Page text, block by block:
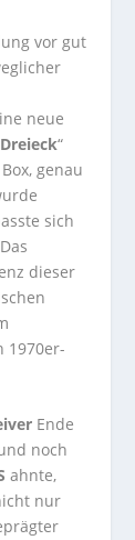
vor gut
neue
“
genau
sich
dieser
1970er-
Ende
noch
ahnte,
nur